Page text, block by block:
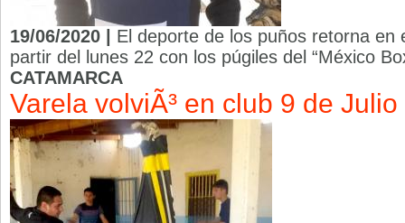
19/06/2020 | El deporte de los puños retorna en
partir del lunes 22 con los púgiles del “México
CATAMARCA
Varela volviÃ³ en club 9 de Julio